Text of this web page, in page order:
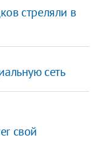
стреляли в
сеть
свой